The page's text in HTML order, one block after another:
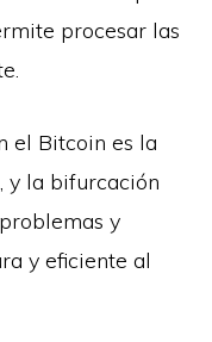
procesar las
el Bitcoin es la
y la bifurcación
y
y eficiente al